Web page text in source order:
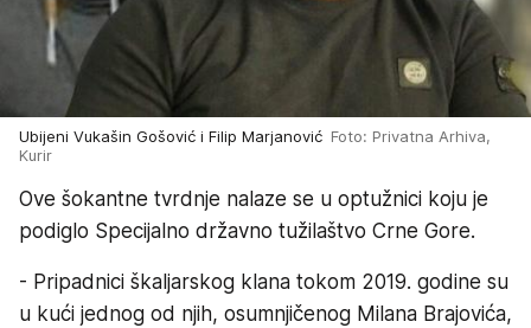
Ubijeni Vukašin Gošović i Filip Marjanović Foto: Privatna Arhiva,
Kurir
Ove šokantne tvrdnje nalaze se u optužnici koju je
podiglo Specijalno državno tužilaštvo Crne Gore.
- Pripadnici škaljarskog klana tokom 2019. godine su
u kući jednog od njih, osumnjičenog Milana Brajovića,